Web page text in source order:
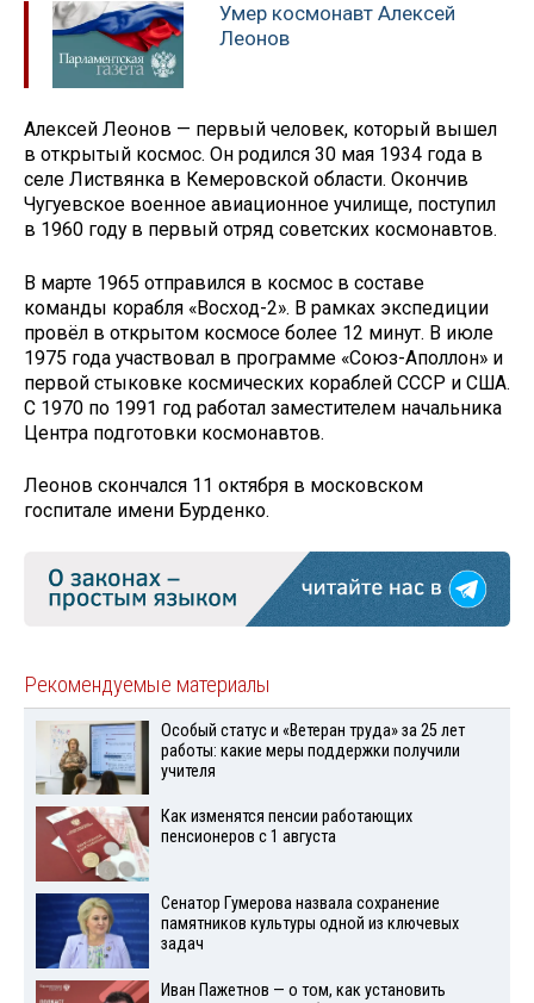
Умер космонавт Алексей
Леонов
Алексей Леонов — первый человек, который вышел
в открытый космос. Он родился 30 мая 1934 года в
селе Листвянка в Кемеровской области. Окончив
Чугуевское военное авиационное училище, поступил
в 1960 году в первый отряд советских космонавтов.
В марте 1965 отправился в космос в составе
команды корабля «Восход-2». В рамках экспедиции
провёл в открытом космосе более 12 минут. В июле
1975 года участвовал в программе «Союз-Аполлон» и
первой стыковке космических кораблей СССР и США.
С 1970 по 1991 год работал заместителем начальника
Центра подготовки космонавтов.
Леонов скончался 11 октября в московском
госпитале имени Бурденко.
Рекомендуемые материалы
Особый статус и «Ветеран труда» за 25 лет
работы: какие меры поддержки получили
учителя
Как изменятся пенсии работающих
пенсионеров с 1 августа
Сенатор Гумерова назвала сохранение
памятников культуры одной из ключевых
задач
Иван Пажетнов — о том, как установить